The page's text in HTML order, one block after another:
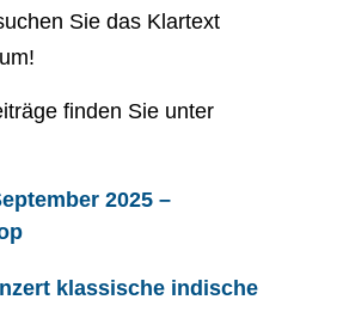
Sie das Klartext
finden Sie unter
2025 –
klassische indische